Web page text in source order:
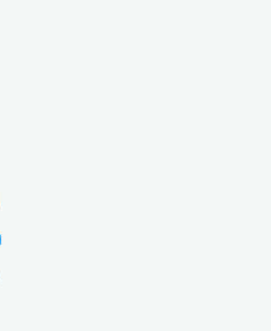
Versorgung von
in ihrer letzten